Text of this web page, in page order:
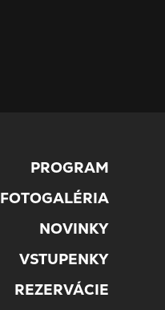
PROGRAM
FOTOGALÉRIA
NOVINKY
VSTUPENKY
REZERVÁCIE